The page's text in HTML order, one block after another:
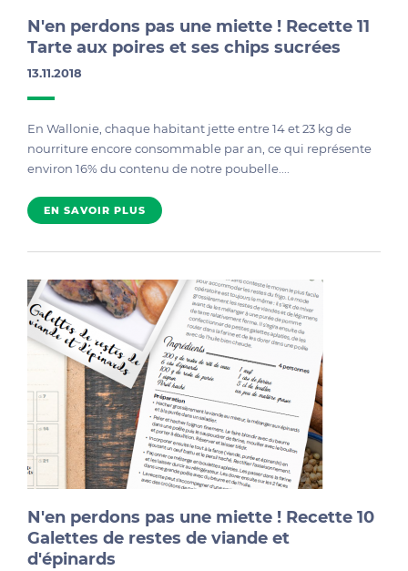
N'en perdons pas une miette ! Recette 11
Tarte aux poires et ses chips sucrées
13.11.2018
En Wallonie, chaque habitant jette entre 14 et 23 kg de
nourriture encore consommable par an, ce qui représente
environ 16% du contenu de notre poubelle....
EN SAVOIR PLUS
N'en perdons pas une miette ! Recette 10
Galettes de restes de viande et
d'épinards